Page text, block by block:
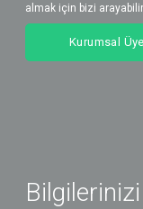
almak için bizi
Kurumsal Üye